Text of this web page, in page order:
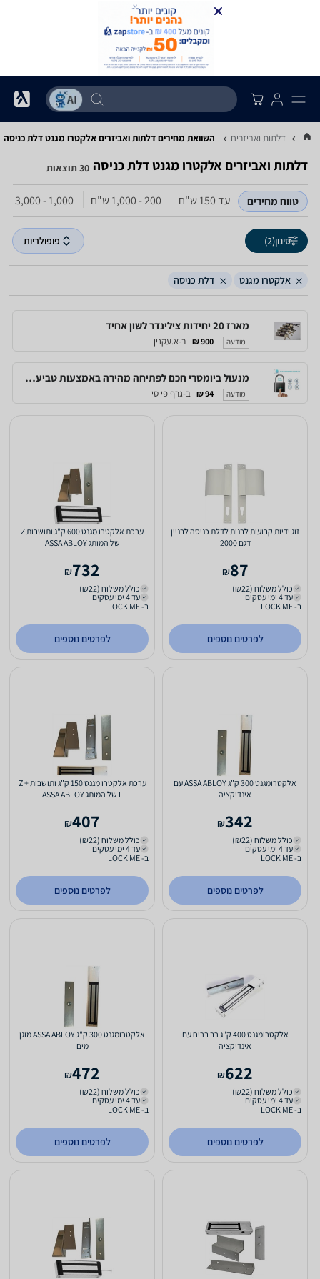
... דלתות ואביזרים השוואת מחירים דלתות ואביזרים ‏אלקטרו מגנט ‏דלת כניסה
דלתות ואביזרים ‏אלקטרו מגנט ‏דלת כניסה 30 תוצאות
טווח מחירים עד 150‏ ש"ח 200 - 1,000‏ ש"ח 1,000 - 3,000‏ ש"ח
סינון(2) פופולריות
אלקטרו מגנט דלת כניסה
מארז 20 יחידות צילינדר לשון אחיד
מודעה 900 ₪ ב-א.עקנין
מנעול ביומטרי חכם לפתיחה מהירה באמצעות טביעת אצבע, לשימוש של עד 10 משתמשים
מודעה 94 ₪ ב-גרף פי סי
זוג ידיות קבועות לבנות לדלת כניסה לבניין
דגם 2000
87
₪
כולל משלוח (₪22)
עד 4 ימי עסקים
ב- LOCK ME
לפרטים נוספים
ערכת אלקטרו מגנט 600 ק"ג ותושבות Z
של המותג ASSA ABLOY
732
₪
כולל משלוח (₪22)
עד 4 ימי עסקים
ב- LOCK ME
לפרטים נוספים
אלקטרומגנט 300 ק"ג ASSA ABLOY עם
אינדיקציה
342
₪
כולל משלוח (₪22)
עד 4 ימי עסקים
ב- LOCK ME
לפרטים נוספים
ערכת אלקטרו מגנט 150 ק"ג ותושבות Z +
L של המותג ASSA ABLOY
407
₪
כולל משלוח (₪22)
עד 4 ימי עסקים
ב- LOCK ME
לפרטים נוספים
אלקטרומגנט 400 ק"ג רב בריח עם
אינדיקציה
622
₪
כולל משלוח (₪22)
עד 4 ימי עסקים
ב- LOCK ME
לפרטים נוספים
אלקטרומגנט 300 ק"ג ASSA ABLOY מוגן
מים
472
₪
כולל משלוח (₪22)
עד 4 ימי עסקים
ב- LOCK ME
לפרטים נוספים